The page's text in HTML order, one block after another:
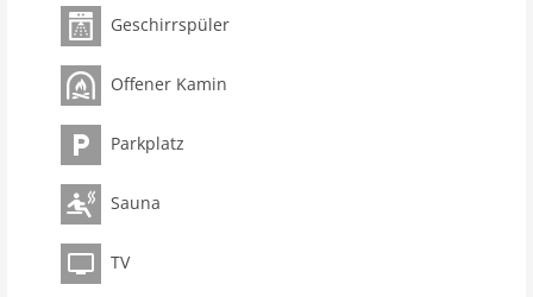
Geschirrspüler
Offener Kamin
Parkplatz
Sauna
TV